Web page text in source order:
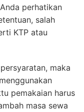
perhatikan
salah
KTP atau
maka
pemakaian harus
masa sewa